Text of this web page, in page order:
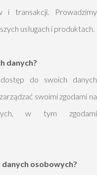
i transakcji. Prowadzimy
usługach i produktach.
danych?
do swoich danych
swoimi zgodami na
w tym zgodami
osobowych?